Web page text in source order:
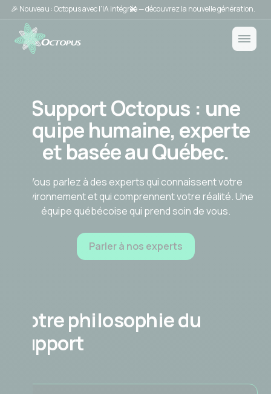
🎉 Nouveau : Octopus avec l’IA intégrée — découvrez la nouvelle génération.
Support Octopus : une
équipe humaine, experte
et basée au Québec.
Vous parlez à des experts qui connaissent votre
environnement et qui comprennent votre réalité. Une
équipe québécoise qui prend soin de vous.
Parler à nos experts
Notre philosophie du
support